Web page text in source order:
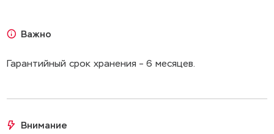
Наименование
Индастро Firebond INМIX
Важно
Гарантийный срок хранения – 6 месяцев.
Внимание